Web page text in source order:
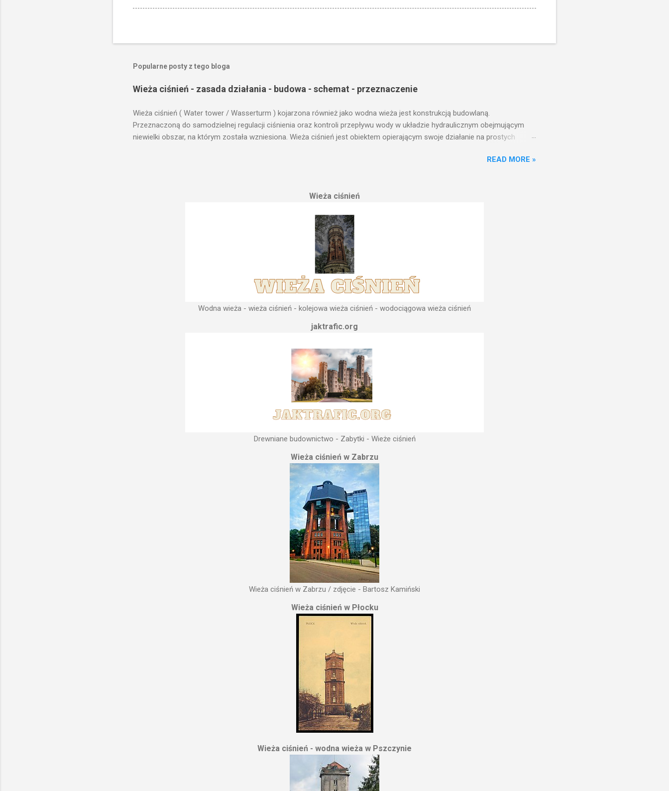
Popularne posty z tego bloga
Wieża ciśnień - zasada działania - budowa - schemat - przeznaczenie
Wieża ciśnień ( Water tower / Wasserturm ) kojarzona również jako wodna wieża jest konstrukcją budowlaną.
Przeznaczoną do samodzielnej regulacji ciśnienia oraz kontroli przepływu wody w układzie hydraulicznym obejmującym
niewielki obszar, na którym została wzniesiona. Wieża ciśnień jest obiektem opierającym swoje działanie na prostych
zaplanowanej dla sektorów przemysłowych, miejskich oraz kolejowych. Podstawową funkcją wież ciśnień jest zwiększanie
musi zostać wybudowana na najwyższym lokalnym wzniesieniu. Ponieważ gromadząca się woda w zbiorniku wieży ciśnień
READ MORE »
Wieża ciśnień
Wodna wieża - wieża ciśnień - kolejowa wieża ciśnień - wodociągowa wieża ciśnień
jaktrafic.org
Drewniane budownictwo - Zabytki - Wieże ciśnień
Wieża ciśnień w Zabrzu
Wieża ciśnień w Zabrzu / zdjęcie - Bartosz Kamiński
Wieża ciśnień w Płocku
Wieża ciśnień - wodna wieża w Pszczynie